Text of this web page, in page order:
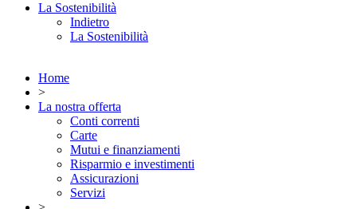
La Sostenibilità
Indietro
La Sostenibilità
Home
>
La nostra offerta
Conti correnti
Carte
Mutui e finanziamenti
Risparmio e investimenti
Assicurazioni
Servizi